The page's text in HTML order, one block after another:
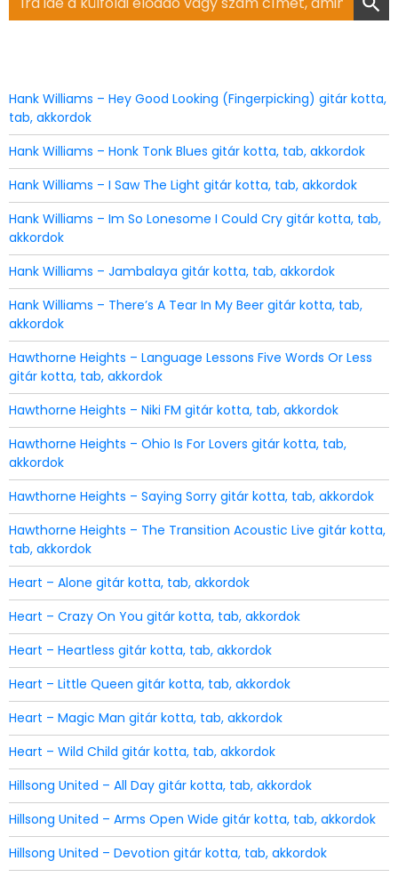
for:
Hank Williams – Hey Good Looking (Fingerpicking) gitár kotta,
tab, akkordok
Hank Williams – Honk Tonk Blues gitár kotta, tab, akkordok
Hank Williams – I Saw The Light gitár kotta, tab, akkordok
Hank Williams – Im So Lonesome I Could Cry gitár kotta, tab,
akkordok
Hank Williams – Jambalaya gitár kotta, tab, akkordok
Hank Williams – There’s A Tear In My Beer gitár kotta, tab,
akkordok
Hawthorne Heights – Language Lessons Five Words Or Less
gitár kotta, tab, akkordok
Hawthorne Heights – Niki FM gitár kotta, tab, akkordok
Hawthorne Heights – Ohio Is For Lovers gitár kotta, tab,
akkordok
Hawthorne Heights – Saying Sorry gitár kotta, tab, akkordok
Hawthorne Heights – The Transition Acoustic Live gitár kotta,
tab, akkordok
Heart – Alone gitár kotta, tab, akkordok
Heart – Crazy On You gitár kotta, tab, akkordok
Heart – Heartless gitár kotta, tab, akkordok
Heart – Little Queen gitár kotta, tab, akkordok
Heart – Magic Man gitár kotta, tab, akkordok
Heart – Wild Child gitár kotta, tab, akkordok
Hillsong United – All Day gitár kotta, tab, akkordok
Hillsong United – Arms Open Wide gitár kotta, tab, akkordok
Hillsong United – Devotion gitár kotta, tab, akkordok